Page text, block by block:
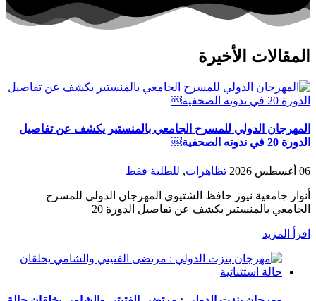
المقالات الأخيرة
المهرجان الدولي للمسرح الجامعي بالمنستير يكشف عن تفاصيل
الدورة 20 في ندوته الصحفية￼
06 أغسطس 2026 تظاهرات, للطلبة فقط
أنوار جامعية نيوز حافظ الشتيوي المهرجان الدولي للمسرح
الجامعي بالمنستير يكشف عن تفاصيل الدورة 20
اقرأ المزيد